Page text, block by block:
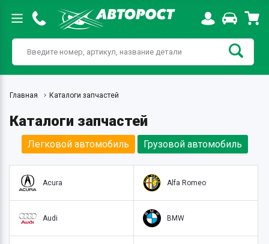
Главная Каталоги запчастей
Каталоги запчастей
Легковой автомобиль Грузовой автомобиль
Acura Alfa Romeo
Audi BMW